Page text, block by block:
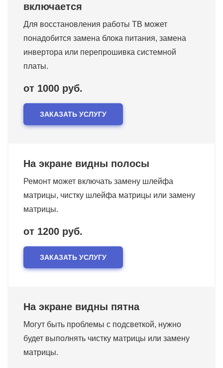
включается
Для восстановления работы ТВ может
понадобится замена блока питания, замена
инвертора или перепрошивка системной
платы.
от 1000 руб.
ЗАКАЗАТЬ УСЛУГУ
На экране видны полосы
Ремонт может включать замену шлейфа
матрицы, чистку шлейфа матрицы или замену
матрицы.
от 1200 руб.
ЗАКАЗАТЬ УСЛУГУ
На экране видны пятна
Могут быть проблемы с подсветкой, нужно
будет выполнять чистку матрицы или замену
матрицы.